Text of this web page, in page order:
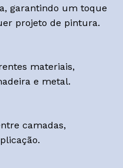
garantindo um toque
projeto de pintura.
materiais,
e metal.
camadas,